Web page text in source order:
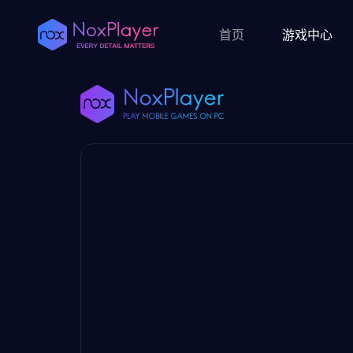
首页 游戏中心